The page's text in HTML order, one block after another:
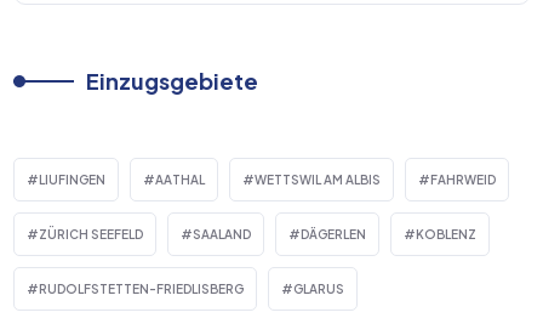
Einzugsgebiete
LIUFINGEN AATHAL WETTSWIL AM ALBIS FAHRWEID
ZÜRICH SEEFELD SAALAND DÄGERLEN KOBLENZ
RUDOLFSTETTEN-FRIEDLISBERG GLARUS